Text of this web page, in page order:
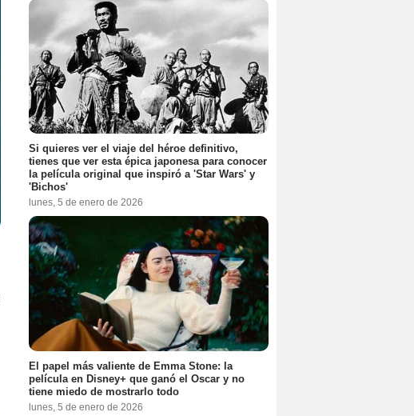
Si quieres ver el viaje del héroe definitivo,
tienes que ver esta épica japonesa para conocer
la película original que inspiró a 'Star Wars' y
'Bichos'
lunes, 5 de enero de 2026
El papel más valiente de Emma Stone: la
película en Disney+ que ganó el Oscar y no
tiene miedo de mostrarlo todo
lunes, 5 de enero de 2026